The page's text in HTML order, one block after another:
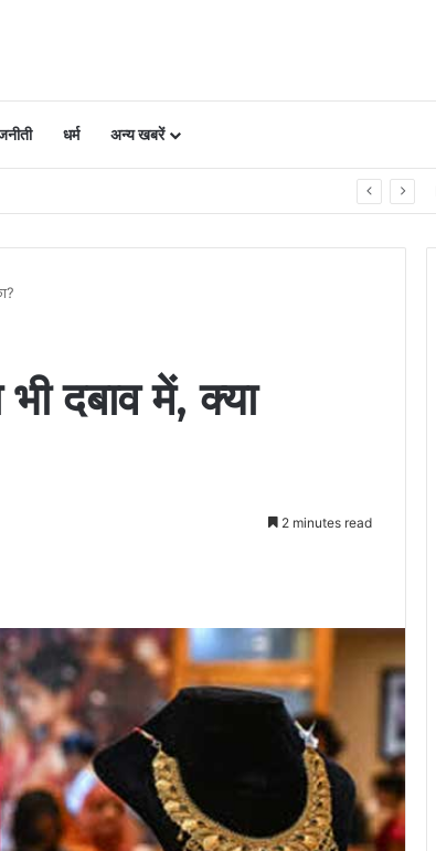
धर्म अन्य खबरें
बनीं महिलाएं
दबाव में, क्या
2 minutes read